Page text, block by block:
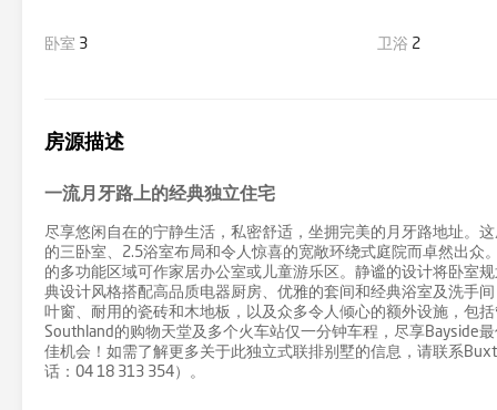
卧室 3 卫浴 2
房源描述
一流月牙路上的经典独立住宅
尽享悠闲自在的宁静生活，私密舒适，坐拥完美的月牙路地址。
的三卧室、2.5浴室布局和令人惊喜的宽敞环绕式庭院而卓然出
的多功能区域可作家居办公室或儿童游乐区。静谧的设计将卧室
典设计风格搭配高品质电器厨房、优雅的套间和经典浴室及洗手
叶窗、耐用的瓷砖和木地板，以及众多令人倾心的额外设施，包
Southland的购物天堂及多个火车站仅一分钟车程，尽享Bayside
佳机会！如需了解更多关于此独立式联排别墅的信息，请联系
话：04 18 313 354）。